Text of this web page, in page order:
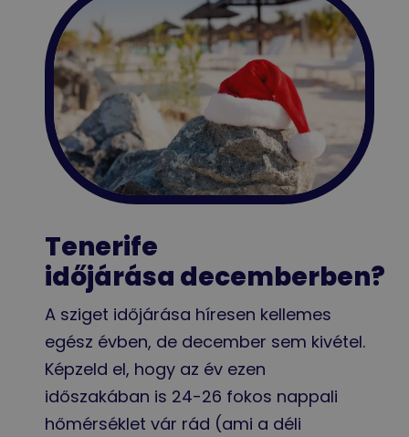
Tenerife
időjárása decemberben?
A sziget időjárása híresen kellemes
egész évben, de december sem kivétel.
Képzeld el, hogy az év ezen
időszakában is 24-26 fokos nappali
hőmérséklet vár rád (ami a déli